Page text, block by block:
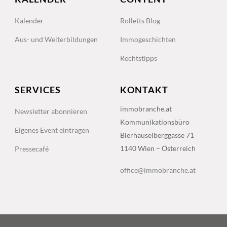
Kalender
Aus- und Weiterbildungen
Rolletts Blog
Immogeschichten
Rechtstipps
SERVICES
Newsletter abonnieren
Eigenes Event eintragen
Pressecafé
KONTAKT
immobranche.at
Kommunikationsbüro
Bierhäuselberggasse 71
1140 Wien – Österreich
office@immobranche.at